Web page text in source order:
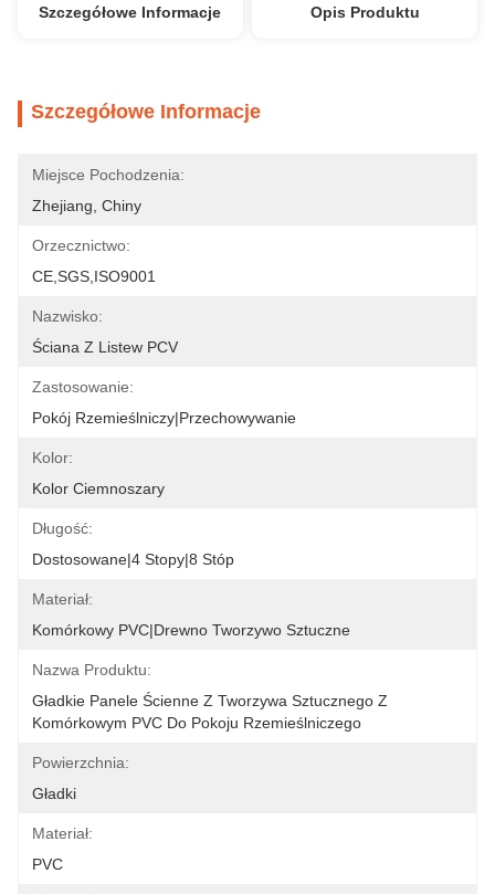
Szczegółowe Informacje Opis Produktu
Szczegółowe Informacje
Miejsce Pochodzenia:
Zhejiang, Chiny
Orzecznictwo:
CE,SGS,ISO9001
Nazwisko:
Ściana Z Listew PCV
Zastosowanie:
Pokój Rzemieślniczy|Przechowywanie
Kolor:
Kolor Ciemnoszary
Długość:
Dostosowane|4 Stopy|8 Stóp
Materiał:
Komórkowy PVC|Drewno Tworzywo Sztuczne
Nazwa Produktu:
Gładkie Panele Ścienne Z Tworzywa Sztucznego Z
Komórkowym PVC Do Pokoju Rzemieślniczego
Powierzchnia:
Gładki
Materiał:
PVC